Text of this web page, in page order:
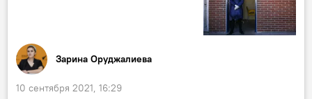
Зарина Оруджалиева
10 сентября 2021, 16:29